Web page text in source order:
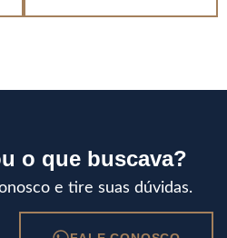
o que buscava?
e tire suas dúvidas.